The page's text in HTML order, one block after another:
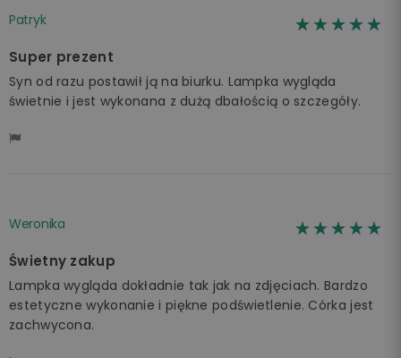
Patryk ☆☆☆☆☆
★★★★★
Super prezent
Syn od razu postawił ją na biurku. Lampka wygląda
świetnie i jest wykonana z dużą dbałością o szczegóły.
Weronika ☆☆☆☆☆
★★★★★
Świetny zakup
Lampka wygląda dokładnie tak jak na zdjęciach. Bardzo
estetyczne wykonanie i piękne podświetlenie. Córka jest
zachwycona.